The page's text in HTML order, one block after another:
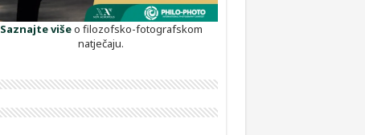
Saznajte višeo filozofsko-fotografskom
natječaju.